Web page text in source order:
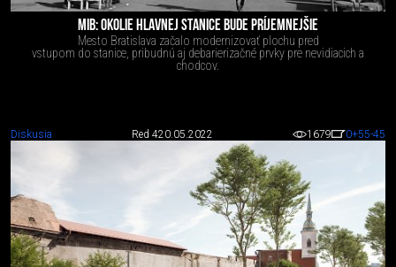
MIB: OKOLIE HLAVNEJ STANICE BUDE PRÍJEMNEJŠIE
Mesto Bratislava začalo modernizovať plochu pred
vstupom do stanice, pribudnú aj debarierizačné prvky pre nevidiacich a
chodcov.
Diskusia Red 420.05.2022 1679 0+55-45